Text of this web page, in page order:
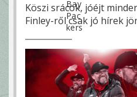
Köszi srácok, jóéjt
Finley-ről csak jó hírek